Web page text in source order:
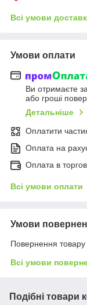
Всі умови
Умови оплати
Ви отримаєте
або гроші
Детальніше
Оплатити
Оплата на
Оплата в
Всі умови оплати
Умови
Повернення товару
Всі умови
Подібні товари